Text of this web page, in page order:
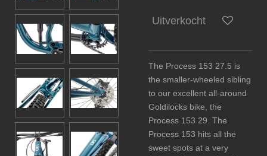
Uitverkocht
The Process 153 27.5 is
the smaller-wheeled sibling
to our excellent all-around
Goldilocks bike, the
Process 153 29. The
Process 153 hits all the
sweet spots at a very